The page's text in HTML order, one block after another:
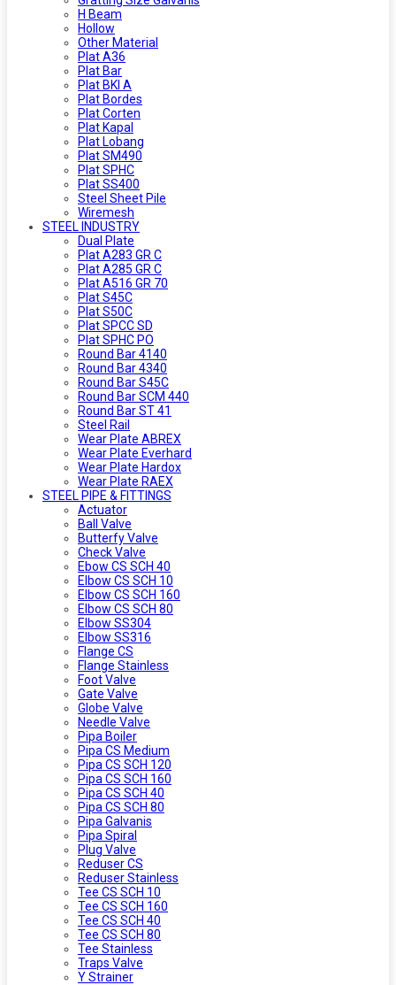
H Beam
Hollow
Other Material
Plat A36
Plat Bar
Plat BKI A
Plat Bordes
Plat Corten
Plat Kapal
Plat Lobang
Plat SM490
Plat SPHC
Plat SS400
Steel Sheet Pile
Wiremesh
STEEL INDUSTRY
Dual Plate
Plat A283 GR C
Plat A285 GR C
Plat A516 GR 70
Plat S45C
Plat S50C
Plat SPCC SD
Plat SPHC PO
Round Bar 4140
Round Bar 4340
Round Bar S45C
Round Bar SCM 440
Round Bar ST 41
Steel Rail
Wear Plate ABREX
Wear Plate Everhard
Wear Plate Hardox
Wear Plate RAEX
STEEL PIPE & FITTINGS
Actuator
Ball Valve
Butterfy Valve
Check Valve
Ebow CS SCH 40
Elbow CS SCH 10
Elbow CS SCH 160
Elbow CS SCH 80
Elbow SS304
Elbow SS316
Flange CS
Flange Stainless
Foot Valve
Gate Valve
Globe Valve
Needle Valve
Pipa Boiler
Pipa CS Medium
Pipa CS SCH 120
Pipa CS SCH 160
Pipa CS SCH 40
Pipa CS SCH 80
Pipa Galvanis
Pipa Spiral
Plug Valve
Reduser CS
Reduser Stainless
Tee CS SCH 10
Tee CS SCH 160
Tee CS SCH 40
Tee CS SCH 80
Tee Stainless
Traps Valve
Y Strainer